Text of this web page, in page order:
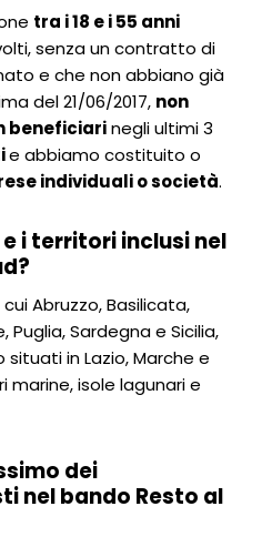
tra i 18 e i 55 anni
senza un contratto di
e che non abbiano già
del 21/06/2017, non
beneficiarinegli ultimi 3
e abbiamo costituito o
individuali o società.
i territori inclusi nel
Abruzzo, Basilicata,
Puglia, Sardegna e Sicilia,
in Lazio, Marche e
marine, isole lagunari e
dei
nel bando Resto al